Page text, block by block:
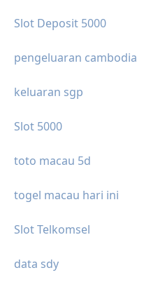
Slot Deposit 5000
pengeluaran cambodia
keluaran sgp
Slot 5000
toto macau 5d
togel macau hari ini
Slot Telkomsel
data sdy